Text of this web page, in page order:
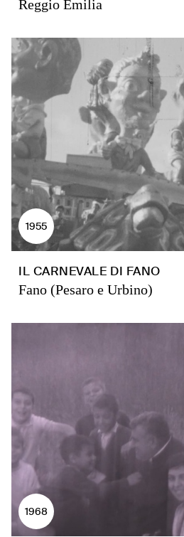
Reggio Emilia
1955
IL CARNEVALE DI FANO
Fano (Pesaro e Urbino)
1968